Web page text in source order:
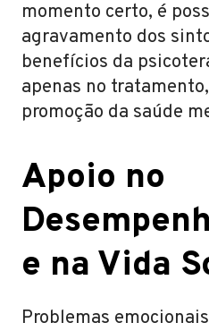
momento certo, é
agravamento dos
benefícios da
apenas no
promoção da saúde
Apoio no
e na Vida
Problemas